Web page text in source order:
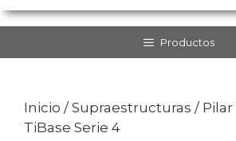
Inicio /Supraestructuras / Pilar
TiBase Serie 4
Productos